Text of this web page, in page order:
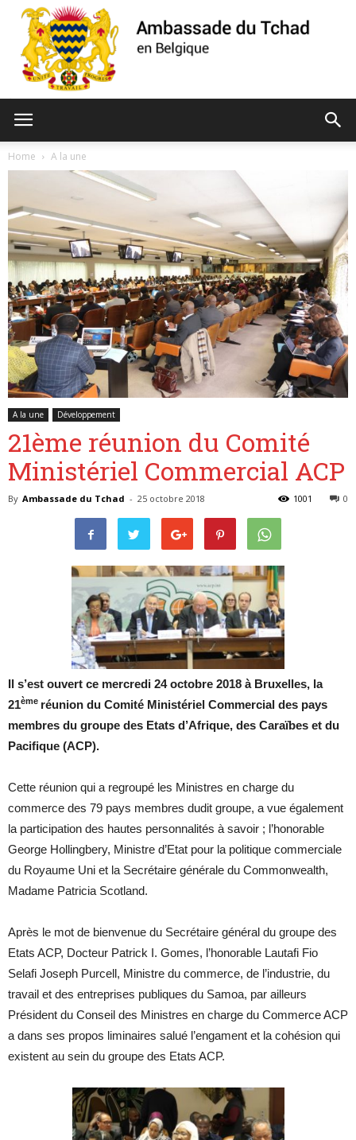
Tchad
de
Home A la une
A la une Développement
21ème réunion du Comité
Ministériel Commercial ACP
By Ambassade du Tchad - 25 octobre 2018 0
1001
Il s’est ouvert ce mercredi 24 octobre 2018 à Bruxelles, la
21ème réunion du Comité Ministériel Commercial des pays
membres du groupe des Etats d’Afrique, des Caraïbes et du
Pacifique (ACP).
Cette réunion qui a regroupé les Ministres en charge du
commerce des 79 pays membres dudit groupe, a vue également
la participation des hautes personnalités à savoir ; l’honorable
George Hollingbery, Ministre d’Etat pour la politique commerciale
du Royaume Uni et la Secrétaire générale du Commonwealth,
Madame Patricia Scotland.
Après le mot de bienvenue du Secrétaire général du groupe des
Etats ACP, Docteur Patrick I. Gomes, l’honorable Lautafi Fio
Selafi Joseph Purcell, Ministre du commerce, de l’industrie, du
travail et des entreprises publiques du Samoa, par ailleurs
Président du Conseil des Ministres en charge du Commerce ACP
a dans ses propos liminaires salué l’engament et la cohésion qui
existent au sein du groupe des Etats ACP.